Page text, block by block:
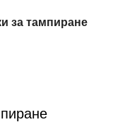
за тампиране